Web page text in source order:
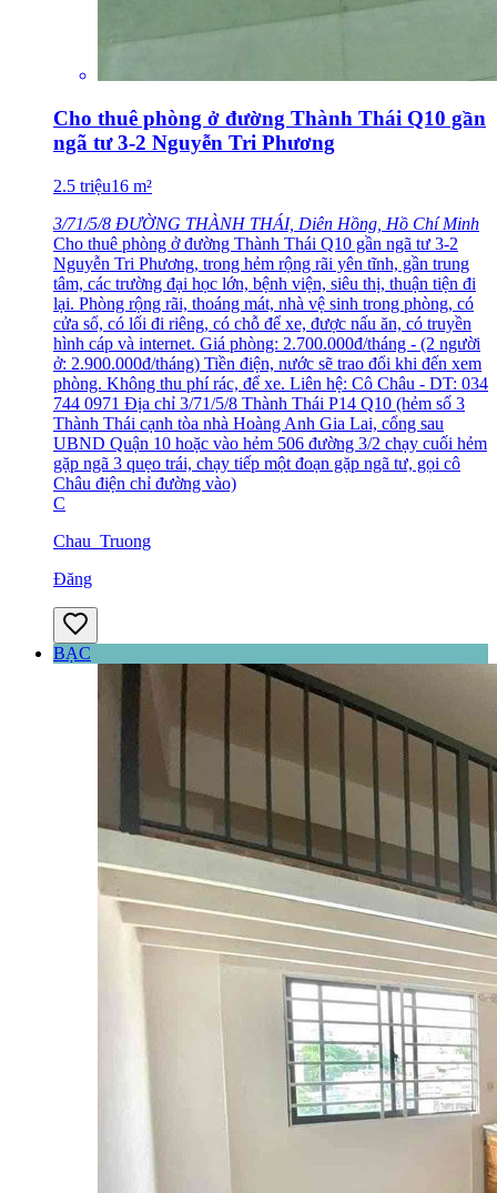
Cho thuê phòng ở đường Thành Thái Q10 gần
ngã tư 3-2 Nguyễn Tri Phương
2.5 triệu16 m²
3/71/5/8 ĐƯỜNG THÀNH THÁI, Diên Hồng, Hồ Chí Minh
Cho thuê phòng ở đường Thành Thái Q10 gần ngã tư 3-2
Nguyễn Tri Phương, trong hẻm rộng rãi yên tĩnh, gần trung
tâm, các trường đại học lớn, bệnh viện, siêu thị, thuận tiện đi
lại. Phòng rộng rãi, thoáng mát, nhà vệ sinh trong phòng, có
cửa sổ, có lối đi riêng, có chỗ để xe, được nấu ăn, có truyền
hình cáp và internet. Giá phòng: 2.700.000đ/tháng - (2 người
ở: 2.900.000đ/tháng) Tiền điện, nước sẽ trao đổi khi đến xem
phòng. Không thu phí rác, để xe. Liên hệ: Cô Châu - DT: 034
744 0971 Địa chỉ 3/71/5/8 Thành Thái P14 Q10 (hẻm số 3
Thành Thái cạnh tòa nhà Hoàng Anh Gia Lai, cổng sau
UBND Quận 10 hoặc vào hẻm 506 đường 3/2 chạy cuối hẻm
gặp ngã 3 quẹo trái, chạy tiếp một đoạn gặp ngã tư, gọi cô
Châu điện chỉ đường vào)
C
Chau_Truong
Đăng
BẠC